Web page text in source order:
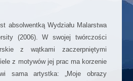
absolwentką Wydziału Malarstwa
(2006). W swojej twórczości
z wątkami zaczerpniętymi
z motywów jej prac ma korzenie
sama artystka:
„Moje obrazy